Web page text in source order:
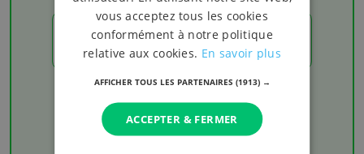
LES RÉSULTATS
Chaque week-end retrouvez les derniers
résultats de votre équipe favorite
vous acceptez tous les cookies
conformément à notre politique
relative aux cookies. En savoir plus
AFFICHER TOUS LES PARTENAIRES (1913) →
ACCEPTER & FERMER